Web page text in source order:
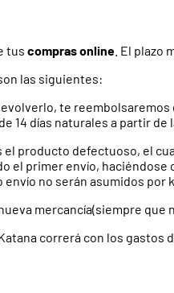
tus compras online . El
las siguientes:
te
14 días naturales a partir de
producto defectuoso, el
el primer envío,
no serán asumidos por
mercancía(siempre
correrá con los